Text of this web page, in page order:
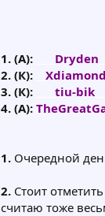
1. (А): Dryden
2. (К):
3. (К):
tiu-bik
4. (А):
1. Очередной
2. Стоит
считаю тоже